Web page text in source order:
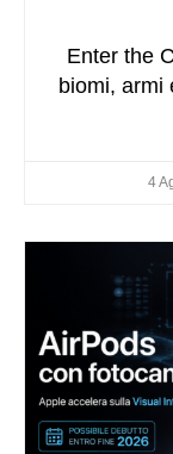
Enter the
biomi, armi
4